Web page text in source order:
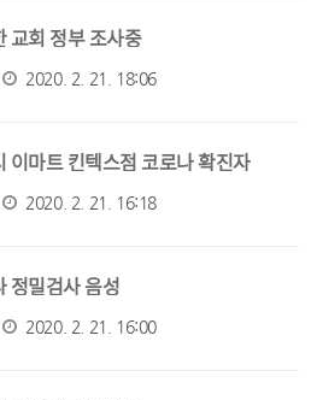
교회 정부 조사중
2020. 2. 21. 18:06
이마트 킨텍스점 코로나 확진자
2020. 2. 21. 16:18
정밀검사 음성
2020. 2. 21. 16:00